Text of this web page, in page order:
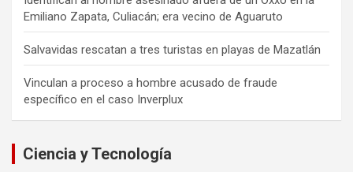
Emiliano Zapata, Culiacán; era vecino de Aguaruto
Salvavidas rescatan a tres turistas en playas de Mazatlán
Vinculan a proceso a hombre acusado de fraude
específico en el caso Inverplux
Ciencia y Tecnología